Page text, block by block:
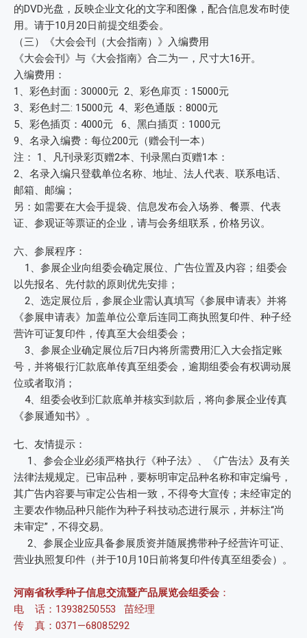
的DVD光盘，反映企业文化的文字和图像，配合信息发布时使
用。请于10月20日前提交组委会。
（三）《大会会刊（大会指南）》入编费用
《大会会刊》与《大会指南》合二为一，尺寸大16开。
入编费用：
1、彩色封面：30000元 2、彩色扉页：15000元
3、彩色封二: 15000元 4、彩色通版：8000元
5、彩色插页：4000元 6、黑白插页：1000元
9、名录入编费：每位200元（赠会刊一本）
注： 1、凡刊录彩页赠2本、刊录黑白页赠1本：
2、名录入编只登载单位名称、地址、法人代表、联系电话、
邮箱、邮编；
另：如需要在大会手提袋、信息发布会入场券、餐票、代表
证、参观证等票证的企业，请与会务组联系，价格另议。
六、参展程序：
1、参展企业向组委会确定展位、广告位置及内容；组委会
以先报名、先付款的原则优先安排；
2、选定展位后，参展企业需认真填写《参展申请表》并将
《参展申请表》加盖单位公章后连同工商执照复印件、种子经
营许可证复印件，传真至大会组委会；
3、参展企业确定展位后7日内将所需费用汇入大会指定账
号，并将银行汇款底单传真至组委会，逾期组委会有权调动展
位或者取消；
4、组委会收到汇款底单并核实到款后，将向参展企业传真
《参展通知书》。
七、友情提示：
1、参会企业必须严格执行《种子法》、《广告法》及有关
法律法规规定。已审品种，要标明审定品种名称和审定编号，
其广告内容要与审定公告相一致，不得夸大宣传；未经审定的
主要农作物品种只能作为种子科技动态进行展示，并标注“尚
未审定”，不得交易。
2、参展企业应具备参展质资并随展携带种子经营许可证、
营业执照复印件（并于10月10日前将复印件传真至组委会）。
河南省秋季种子信息交流暨产品展览会组委会 ：
电 话：13938250553 苗经理
传 真：0371—68085292